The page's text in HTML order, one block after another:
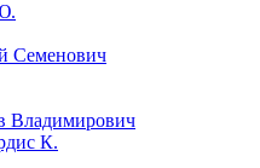
Семенович
Владимирович
К.